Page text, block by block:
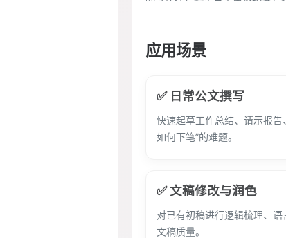
应用场景
✅ 日常公文撰写
快速起草工作总结、请示报告
如何下笔”的难题。
✅ 文稿修改与润色
对已有初稿进行逻辑梳理、
文稿质量。